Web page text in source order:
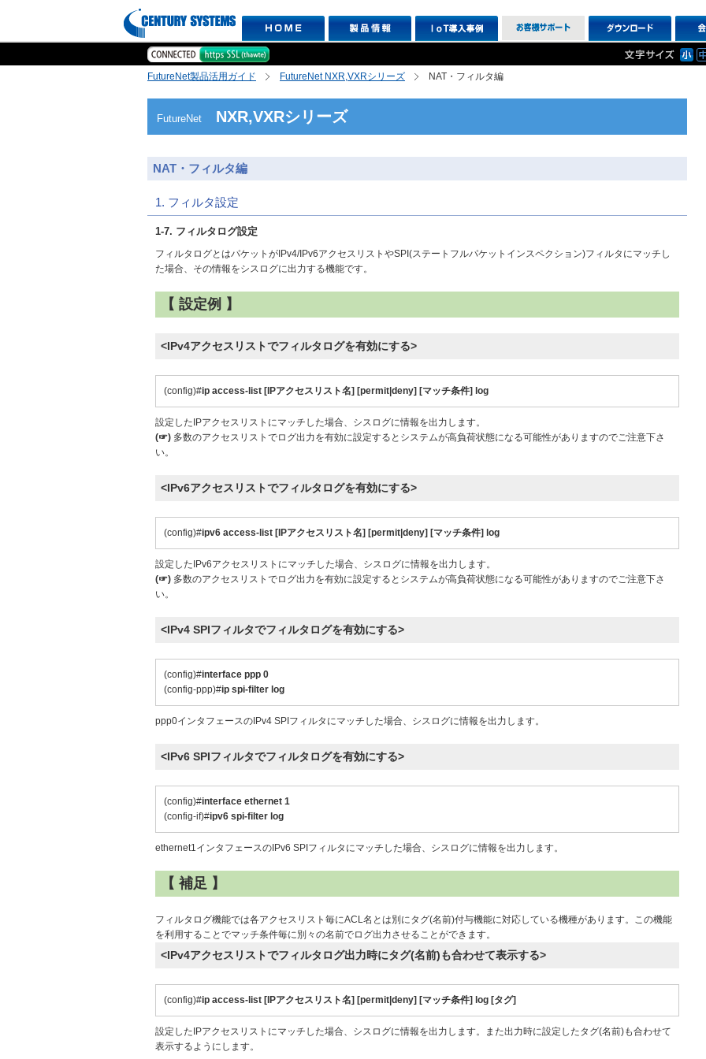
FutureNet製品活用ガイド FutureNet NXR,VXRシリーズ NAT・フィルタ編
FutureNet NXR,VXRシリーズ
NAT・フィルタ編
1. フィルタ設定
1-7. フィルタログ設定
フィルタログとはパケットがIPv4/IPv6アクセスリストやSPI(ステートフルパケットインスペクション)フィルタにマッチし
た場合、その情報をシスログに出力する機能です。
【 設定例 】
<IPv4アクセスリストでフィルタログを有効にする>
(config)#ip access-list [IPアクセスリスト名] [permit|deny] [マッチ条件] log
設定したIPアクセスリストにマッチした場合、シスログに情報を出力します。
(☞) 多数のアクセスリストでログ出力を有効に設定するとシステムが高負荷状態になる可能性がありますのでご注意下さ
い。
<IPv6アクセスリストでフィルタログを有効にする>
(config)#ipv6 access-list [IPアクセスリスト名] [permit|deny] [マッチ条件] log
設定したIPv6アクセスリストにマッチした場合、シスログに情報を出力します。
(☞) 多数のアクセスリストでログ出力を有効に設定するとシステムが高負荷状態になる可能性がありますのでご注意下さ
い。
<IPv4 SPIフィルタでフィルタログを有効にする>
(config)#interface ppp 0
(config-ppp)#ip spi-filter log
ppp0インタフェースのIPv4 SPIフィルタにマッチした場合、シスログに情報を出力します。
<IPv6 SPIフィルタでフィルタログを有効にする>
(config)#interface ethernet 1
(config-if)#ipv6 spi-filter log
ethernet1インタフェースのIPv6 SPIフィルタにマッチした場合、シスログに情報を出力します。
【 補足 】
フィルタログ機能では各アクセスリスト毎にACL名とは別にタグ(名前)付与機能に対応している機種があります。この機能
を利用することでマッチ条件毎に別々の名前でログ出力させることができます。
<IPv4アクセスリストでフィルタログ出力時にタグ(名前)も合わせて表示する>
(config)#ip access-list [IPアクセスリスト名] [permit|deny] [マッチ条件] log [タグ]
設定したIPアクセスリストにマッチした場合、シスログに情報を出力します。また出力時に設定したタグ(名前)も合わせて
表示するようにします。